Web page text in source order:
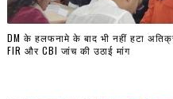
DM के हलफनामे के बाद भी नहीं हटा
FIR और CBI जांच की उठाई मांग